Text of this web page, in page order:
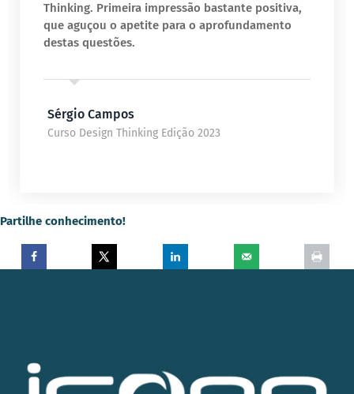
Thinking. Primeira impressão bastante positiva,
que aguçou o apetite para o aprofundamento
destas questões.
Sérgio Campos
Curso Design Thinking Edição 2023
Partilhe conhecimento!